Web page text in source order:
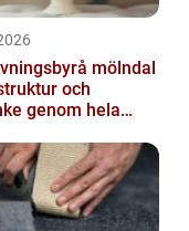
mölndal
och
genom hela